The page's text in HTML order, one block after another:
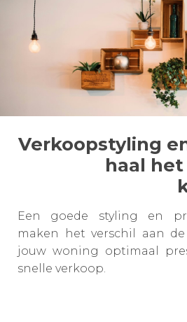
Verkoopstyling
haal
Een goede styling en
maken het verschil aan
jouw woning optimaal
snelle verkoop.